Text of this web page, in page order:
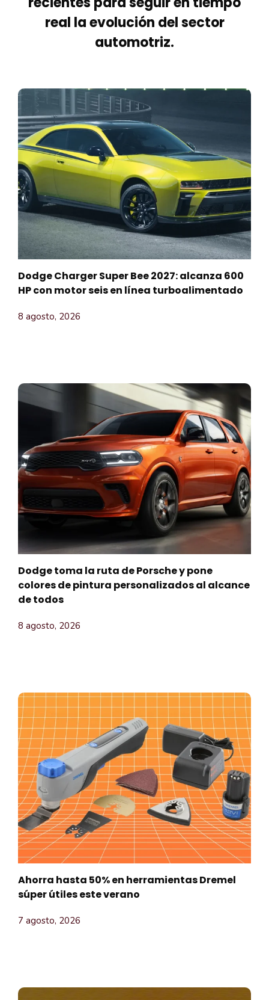
real la evolución del sector
automotriz.
Dodge Charger Super Bee 2027: alcanza 600
HP con motor seis en línea turboalimentado
8 agosto, 2026
Dodge toma la ruta de Porsche y pone
colores de pintura personalizados al alcance
de todos
8 agosto, 2026
Ahorra hasta 50% en herramientas Dremel
súper útiles este verano
7 agosto, 2026